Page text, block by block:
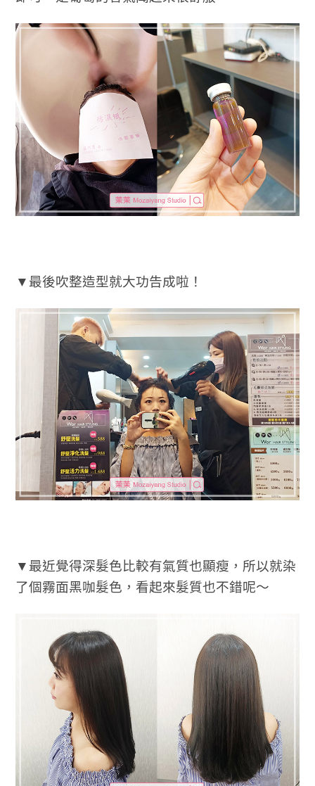
▼最後吹整造型就大功告成啦！
▼最近覺得深髮色比較有氣質也顯瘦，所以就染
了個霧面黑咖髮色，看起來髮質也不錯呢～